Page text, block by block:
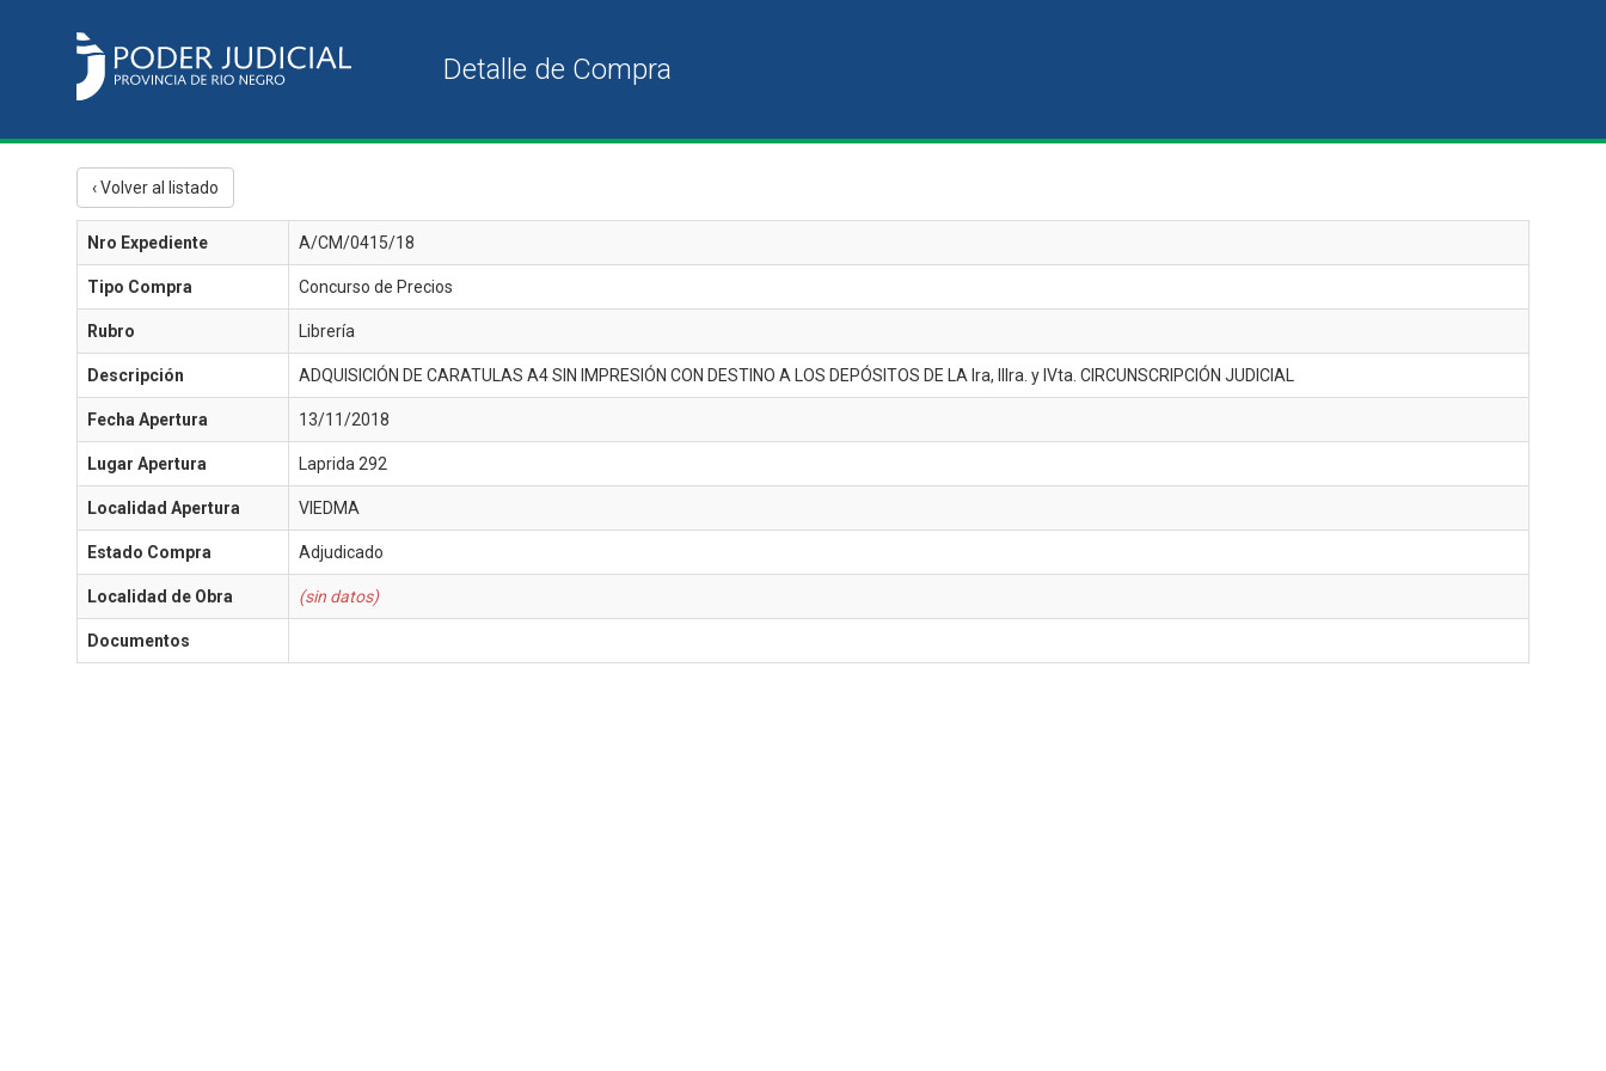
‹ Volver al listado
Nro Expediente A/CM/0415/18
Tipo Compra Concurso de Precios
Rubro Librería
Descripción ADQUISICIÓN DE CARATULAS A4 SIN IMPRESIÓN CON DESTINO A LOS DEPÓSITOS DE LA Ira, IIIra. y IVta. CIRCUNSCRIPCIÓN JUDICIAL
Fecha Apertura 13/11/2018
Lugar Apertura Laprida 292
Localidad Apertura VIEDMA
Estado Compra Adjudicado
Localidad de Obra (sin datos)
Documentos